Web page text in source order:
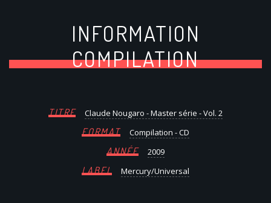
INFORMATION
COMPILATION
TITRE Claude Nougaro - Master série - Vol. 2
FORMAT Compilation - CD
ANNÉE 2009
LABEL Mercury/Universal